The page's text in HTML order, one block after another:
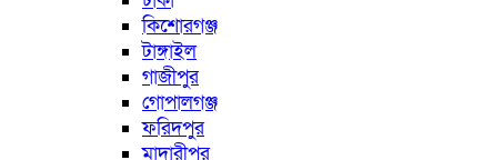
কিশোরগঞ্জ
টাঙ্গাইল
গাজীপুর
গোপালগঞ্জ
ফরিদপুর
মাদারীপুর